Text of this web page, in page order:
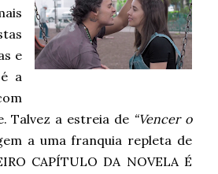
e
a
Talvez a estreia de “Vencer o
a uma franquia repleta de
CAPÍTULO DA NOVELA É